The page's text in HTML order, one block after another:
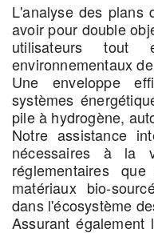
L'analyse des plans
avoir pour double
utilisateurs tout
environnementaux
Une enveloppe
systèmes
pile à hydrogène,
Notre assistance
nécessaires à la
réglementaires
matériaux bio-
dans l'écosystème
Assurant également